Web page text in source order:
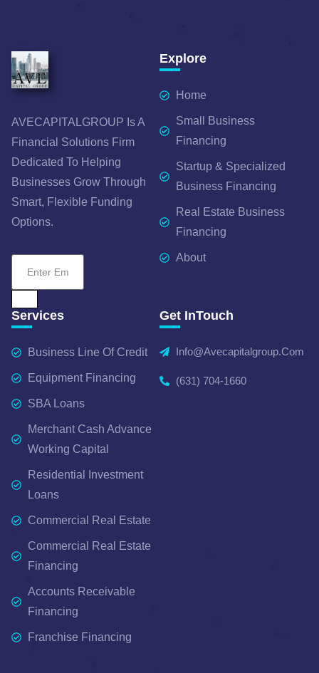
AVECAPITALGROUP Is A
Financial Solutions Firm
Dedicated To Helping
Businesses Grow Through
Smart, Flexible Funding
Options.
Explore
Home
Small Business
Financing
Startup & Specialized
Business Financing
Real Estate Business
Financing
About
Services
Business Line Of Credit
Equipment Financing
SBA Loans
Merchant Cash Advance
Working Capital
Residential Investment
Loans
Commercial Real Estate
Commercial Real Estate
Financing
Accounts Receivable
Financing
Franchise Financing
Get InTouch
Info@avecapitalgroup.com
(631) 704-1660